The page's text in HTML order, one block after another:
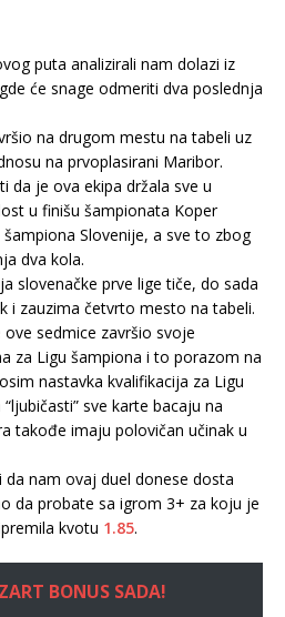
puta analizirali nam dolazi iz
će snage odmeriti dva poslednja
na drugom mestu na tabeli uz
na prvoplasirani Maribor.
da je ova ekipa držala sve u
u finišu šampionata Koper
Slovenije, a sve to zbog
dva kola.
slovenačke prve lige tiče, do sada
i zauzima četvrto mesto na tabeli.
sedmice završio svoje
za Ligu šampiona i to porazom na
nastavka kvalifikacija za Ligu
sve karte bacaju na
takođe imaju polovičan učinak u
nam ovaj duel donese dosta
da probate sa igrom 3+ za koju je
kvotu 1.85.
BONUS SADA!